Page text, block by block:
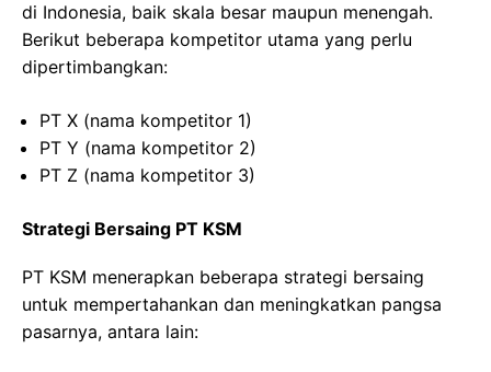
di Indonesia, baik skala besar maupun menengah.
Berikut beberapa kompetitor utama yang perlu
dipertimbangkan:
PT X (nama kompetitor 1)
PT Y (nama kompetitor 2)
PT Z (nama kompetitor 3)
Strategi Bersaing PT KSM
PT KSM menerapkan beberapa strategi bersaing
untuk mempertahankan dan meningkatkan pangsa
pasarnya, antara lain: